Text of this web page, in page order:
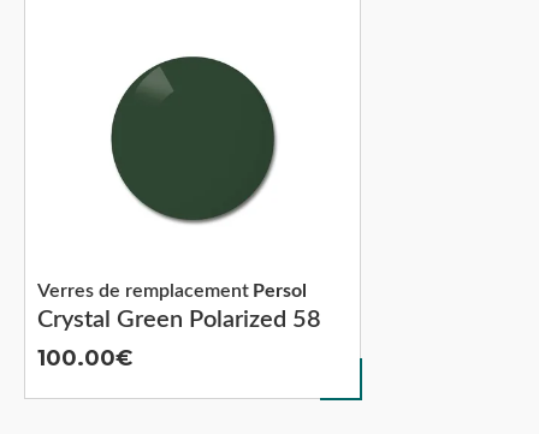
Crystal Green Polarized 58
Verres de remplacement Persol
100.00